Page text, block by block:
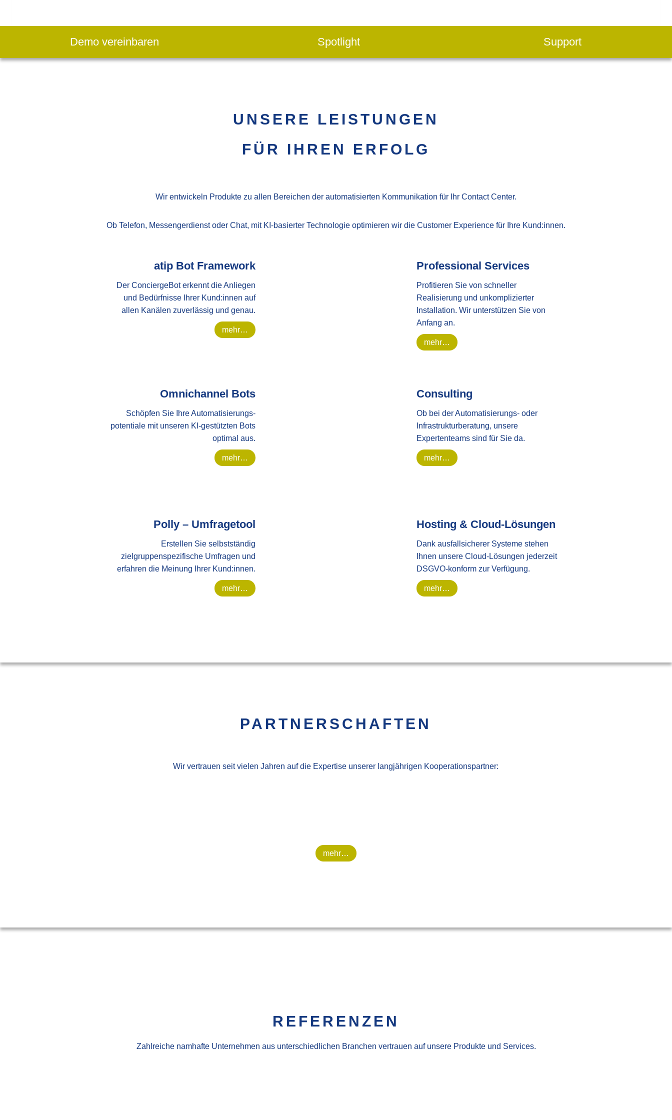
Demo vereinbaren Spotlight Support
UNSERE LEISTUNGEN
FÜR IHREN ERFOLG
Wir entwickeln Produkte zu allen Bereichen der automatisierten Kommunikation für Ihr Contact Center.
Ob Telefon, Messengerdienst oder Chat, mit KI-basierter Technologie optimieren wir die Customer Experience für Ihre Kund:innen.
atip Bot Framework
Der ConciergeBot erkennt die Anliegen
und Bedürfnisse Ihrer Kund:innen auf
allen Kanälen zuverlässig und genau.
mehr…
Professional Services
Profitieren Sie von schneller
Realisierung und unkomplizierter
Installation. Wir unterstützen Sie von
Anfang an.
mehr…
Omnichannel Bots
Schöpfen Sie Ihre Automatisierungs-
potentiale mit unseren KI-gestützten Bots
optimal aus.
mehr…
Consulting
Ob bei der Automatisierungs- oder
Infrastrukturberatung, unsere
Expertenteams sind für Sie da.
mehr…
Polly – Umfragetool
Erstellen Sie selbstständig
zielgruppenspezifische Umfragen und
erfahren die Meinung Ihrer Kund:innen.
mehr…
Hosting & Cloud-Lösungen
Dank ausfallsicherer Systeme stehen
Ihnen unsere Cloud-Lösungen jederzeit
DSGVO-konform zur Verfügung.
mehr…
PARTNER­SCHAFTEN
Wir vertrauen seit vielen Jahren auf die Expertise unserer langjährigen Kooperationspartner:
mehr…
REFERENZEN
Zahlreiche namhafte Unternehmen aus unterschiedlichen Branchen vertrauen auf unsere Produkte und Services.